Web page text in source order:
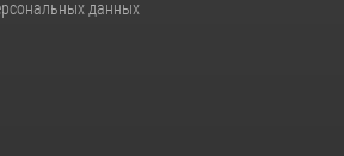
данных